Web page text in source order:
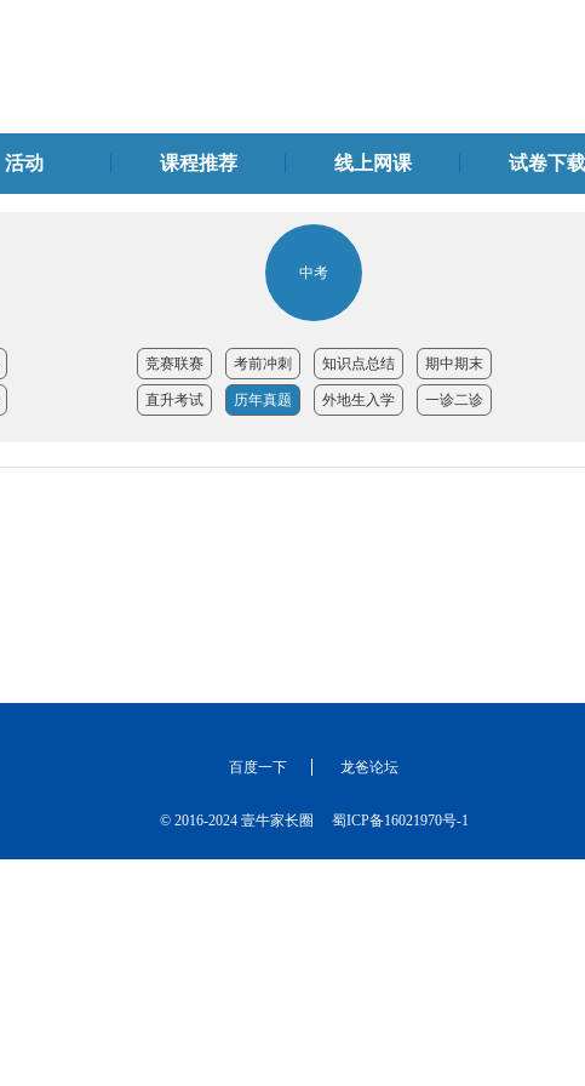
活动 课程推荐 线上网课 试卷下载
中考
竞赛联赛 考前冲刺 知识点总结 期中期末
直升考试 历年真题 外地生入学 一诊二诊
百度一下 龙爸论坛
© 2016-2024 壹牛家长圈 蜀ICP备16021970号-1